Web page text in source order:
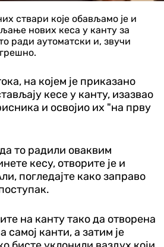
ствари које обављамо је и
нових кеса у канту за
ради аутоматски и, звучи
на којем је приказано
кесе у канту, изазвао
и освојио их "на прву
то радили оваквим
кесу, отворите је и
погледајте како заправо
на канту тако да отворена
самој канти, а затим је